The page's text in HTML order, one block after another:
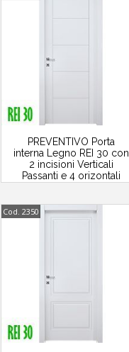
PREVENTIVO Porta
interna Legno REI 30 con
2 incisioni Verticali
Passanti e 4 orizontali
Cod. 2350